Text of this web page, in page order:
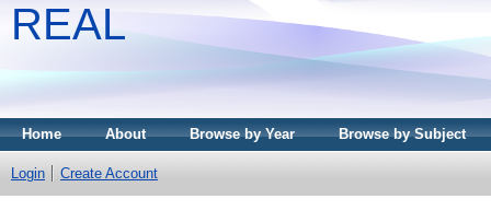
REAL
Home About Browse by Year Browse by Subject
Login Create Account